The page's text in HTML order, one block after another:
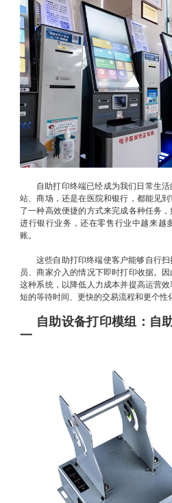
自助打印终端已经成为我们日常生
站、商场，还是在医院和银行，都能见
了一种高效便捷的方式来完成各种任务
进行银行业务，还在零售行业中越来越
账。
这些自助打印终端使客户能够自行
员、商家介入的情况下即时打印收据。
这种系统，以降低人力成本并提高运营
短的等待时间、更快的交易流程和更个性
自助设备打印模组：自
一